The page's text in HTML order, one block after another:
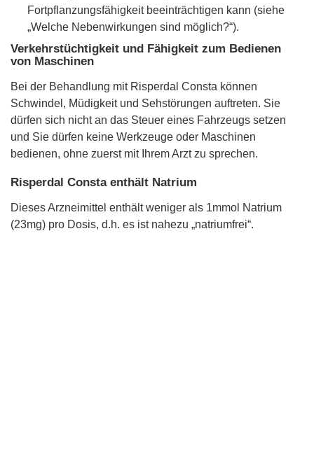
Fortpflanzungsfähigkeit beeinträchtigen kann (siehe
„Welche Nebenwirkungen sind möglich?“).
Verkehrstüchtigkeit und Fähigkeit zum Bedienen
von Maschinen
Bei der Behandlung mit Risperdal Consta können
Schwindel, Müdigkeit und Sehstörungen auftreten. Sie
dürfen sich nicht an das Steuer eines Fahrzeugs setzen
und Sie dürfen keine Werkzeuge oder Maschinen
bedienen, ohne zuerst mit Ihrem Arzt zu sprechen.
Risperdal Consta enthält Natrium
Dieses Arzneimittel enthält weniger als 1mmol Natrium
(23mg) pro Dosis, d.h. es ist nahezu „natriumfrei“.